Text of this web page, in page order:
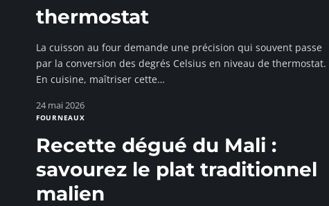
thermostat
La cuisson au four demande une précision qui souvent passe
par la conversion des degrés Celsius en niveau de thermostat.
En cuisine, maîtriser cette…
24 mai 2026
FOURNEAUX
Recette dégué du Mali :
savourez le plat traditionnel
malien